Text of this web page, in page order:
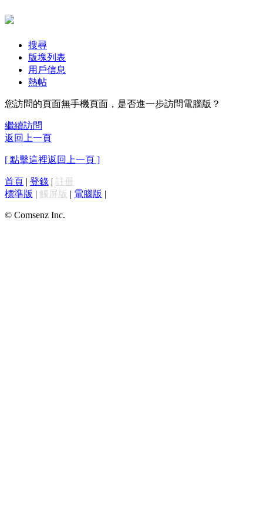
搜尋
版塊列表
用戶信息
熱帖
您訪問的頁面無手機頁面，是否進一步訪問電腦版？
繼續訪問
返回上一頁
[ 點擊這裡返回上一頁 ]
首頁 | 登錄 | 註冊
標準版 | 觸屏版 | 電腦版 |
© Comsenz Inc.